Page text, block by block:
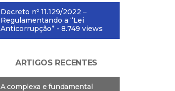
Decreto nº 11.129/2022 –
Regulamentando a “Lei
Anticorrupção” - 8.749 views
ARTIGOS RECENTES
A complexa e fundamental